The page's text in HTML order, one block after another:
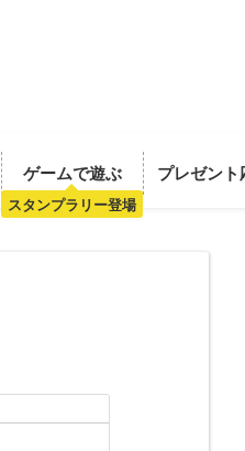
ゲームで遊ぶ
スタンプラリー登場
プレゼント